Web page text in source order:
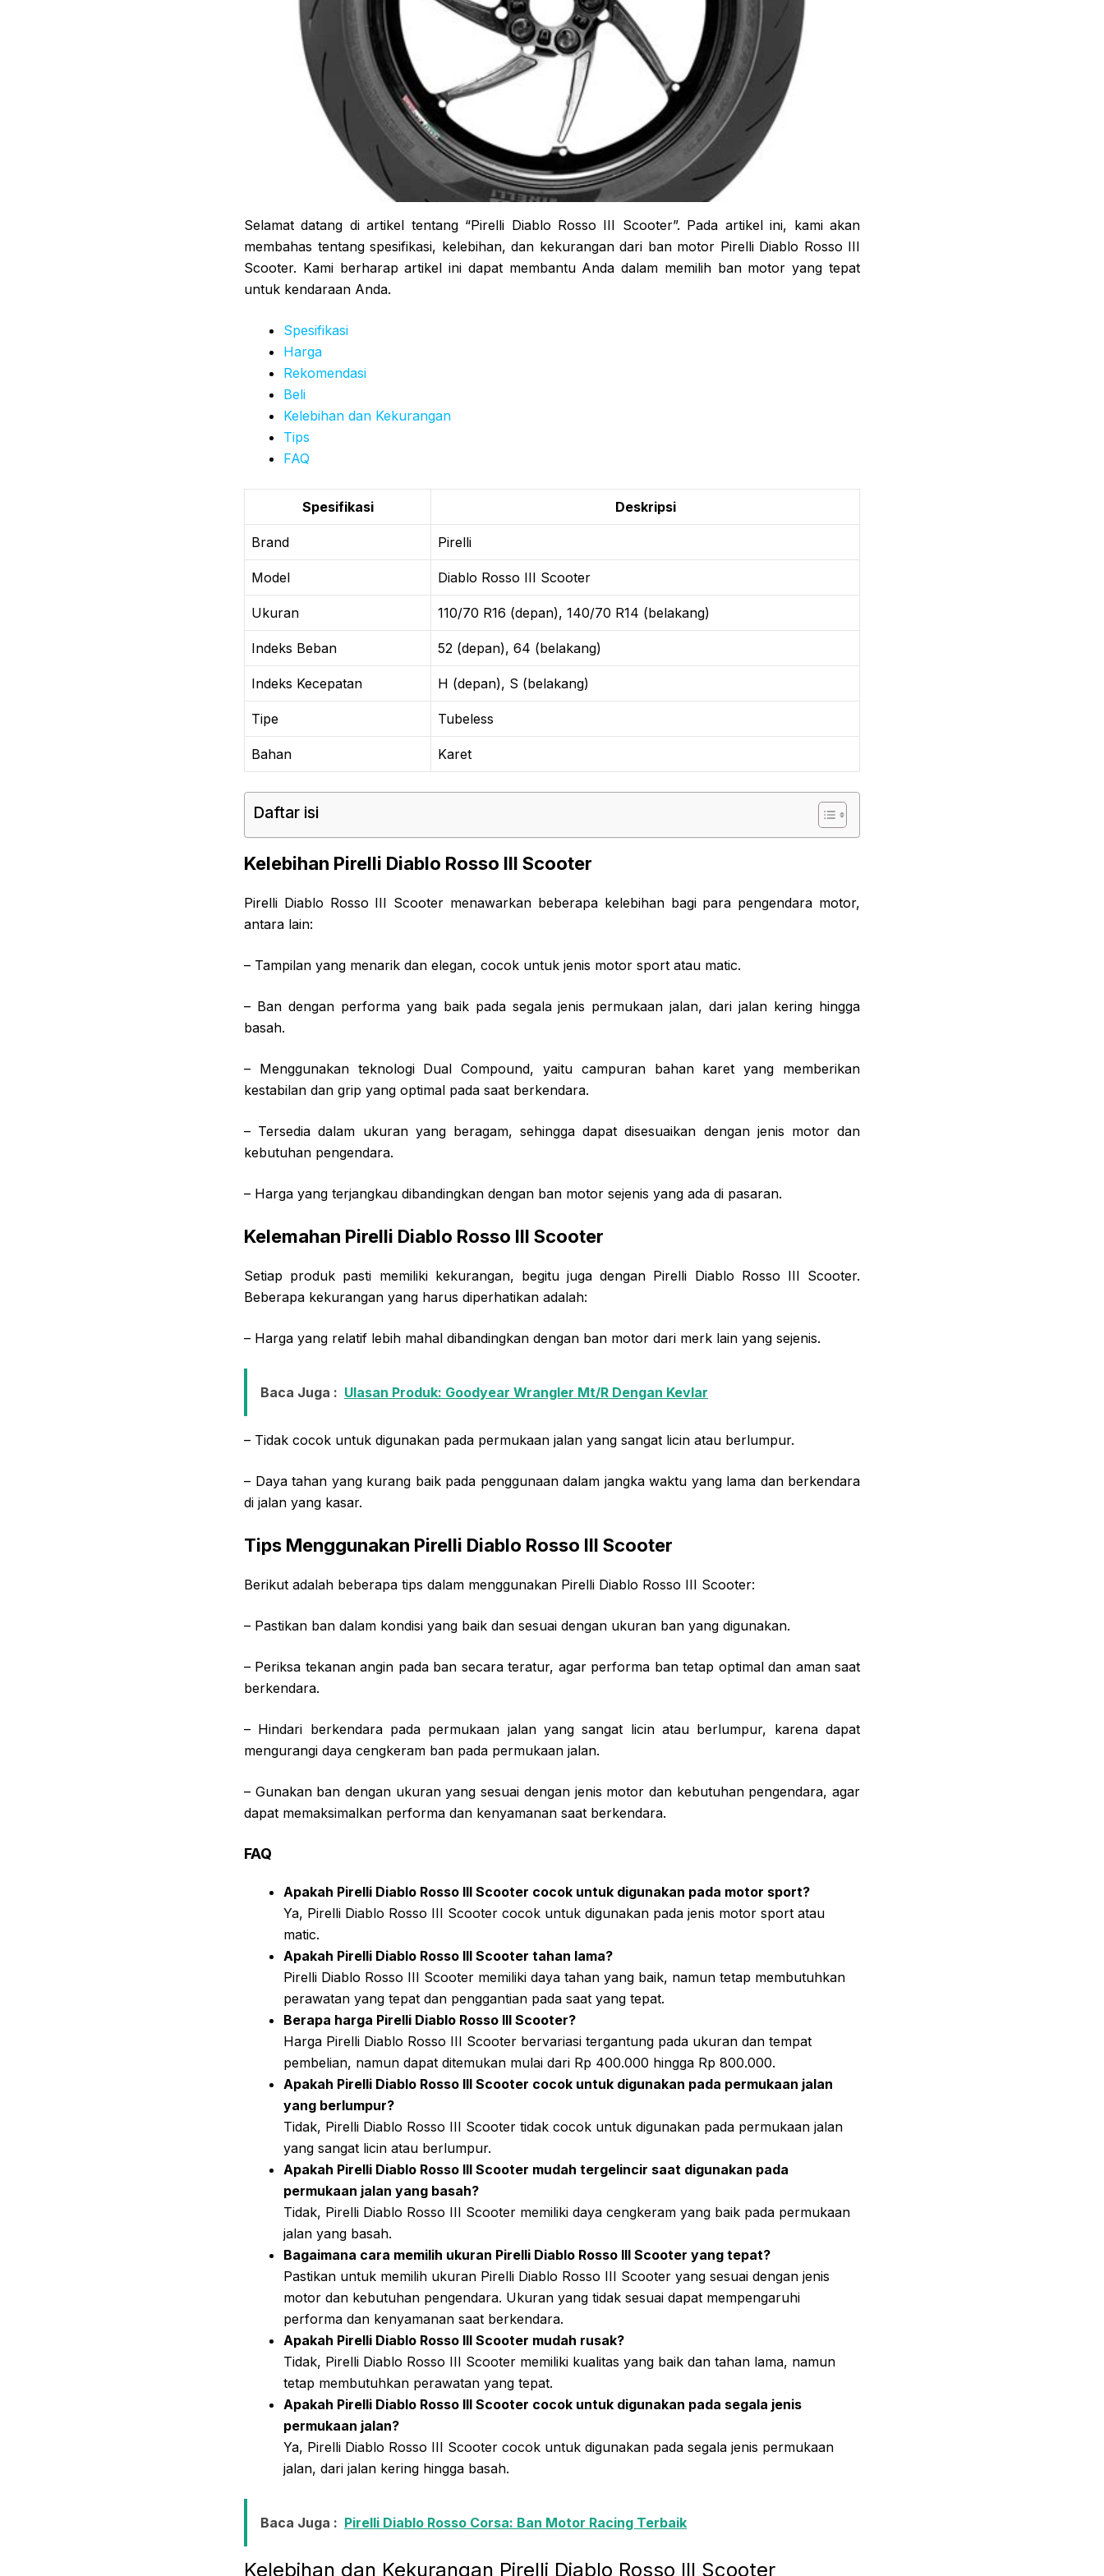
Selamat datang di artikel tentang “Pirelli Diablo Rosso III Scooter”. Pada artikel ini, kami akan
membahas tentang spesifikasi, kelebihan, dan kekurangan dari ban motor Pirelli Diablo Rosso III
Scooter. Kami berharap artikel ini dapat membantu Anda dalam memilih ban motor yang tepat
untuk kendaraan Anda.
Spesifikasi
Harga
Rekomendasi
Beli
Kelebihan dan Kekurangan
Tips
FAQ
Spesifikasi Deskripsi
Brand Pirelli
Model Diablo Rosso III Scooter
Ukuran 110/70 R16 (depan), 140/70 R14 (belakang)
Indeks Beban 52 (depan), 64 (belakang)
Indeks Kecepatan H (depan), S (belakang)
Tipe Tubeless
Bahan Karet
Daftar isi
Kelebihan Pirelli Diablo Rosso III Scooter
Pirelli Diablo Rosso III Scooter menawarkan beberapa kelebihan bagi para pengendara motor,
antara lain:
– Tampilan yang menarik dan elegan, cocok untuk jenis motor sport atau matic.
– Ban dengan performa yang baik pada segala jenis permukaan jalan, dari jalan kering hingga
basah.
– Menggunakan teknologi Dual Compound, yaitu campuran bahan karet yang memberikan
kestabilan dan grip yang optimal pada saat berkendara.
– Tersedia dalam ukuran yang beragam, sehingga dapat disesuaikan dengan jenis motor dan
kebutuhan pengendara.
– Harga yang terjangkau dibandingkan dengan ban motor sejenis yang ada di pasaran.
Kelemahan Pirelli Diablo Rosso III Scooter
Setiap produk pasti memiliki kekurangan, begitu juga dengan Pirelli Diablo Rosso III Scooter.
Beberapa kekurangan yang harus diperhatikan adalah:
– Harga yang relatif lebih mahal dibandingkan dengan ban motor dari merk lain yang sejenis.
Baca Juga : Ulasan Produk: Goodyear Wrangler Mt/R Dengan Kevlar
– Tidak cocok untuk digunakan pada permukaan jalan yang sangat licin atau berlumpur.
– Daya tahan yang kurang baik pada penggunaan dalam jangka waktu yang lama dan berkendara
di jalan yang kasar.
Tips Menggunakan Pirelli Diablo Rosso III Scooter
Berikut adalah beberapa tips dalam menggunakan Pirelli Diablo Rosso III Scooter:
– Pastikan ban dalam kondisi yang baik dan sesuai dengan ukuran ban yang digunakan.
– Periksa tekanan angin pada ban secara teratur, agar performa ban tetap optimal dan aman saat
berkendara.
– Hindari berkendara pada permukaan jalan yang sangat licin atau berlumpur, karena dapat
mengurangi daya cengkeram ban pada permukaan jalan.
– Gunakan ban dengan ukuran yang sesuai dengan jenis motor dan kebutuhan pengendara, agar
dapat memaksimalkan performa dan kenyamanan saat berkendara.
FAQ
Apakah Pirelli Diablo Rosso III Scooter cocok untuk digunakan pada motor sport?
Ya, Pirelli Diablo Rosso III Scooter cocok untuk digunakan pada jenis motor sport atau
matic.
Apakah Pirelli Diablo Rosso III Scooter tahan lama?
Pirelli Diablo Rosso III Scooter memiliki daya tahan yang baik, namun tetap membutuhkan
perawatan yang tepat dan penggantian pada saat yang tepat.
Berapa harga Pirelli Diablo Rosso III Scooter?
Harga Pirelli Diablo Rosso III Scooter bervariasi tergantung pada ukuran dan tempat
pembelian, namun dapat ditemukan mulai dari Rp 400.000 hingga Rp 800.000.
Apakah Pirelli Diablo Rosso III Scooter cocok untuk digunakan pada permukaan jalan
yang berlumpur?
Tidak, Pirelli Diablo Rosso III Scooter tidak cocok untuk digunakan pada permukaan jalan
yang sangat licin atau berlumpur.
Apakah Pirelli Diablo Rosso III Scooter mudah tergelincir saat digunakan pada
permukaan jalan yang basah?
Tidak, Pirelli Diablo Rosso III Scooter memiliki daya cengkeram yang baik pada permukaan
jalan yang basah.
Bagaimana cara memilih ukuran Pirelli Diablo Rosso III Scooter yang tepat?
Pastikan untuk memilih ukuran Pirelli Diablo Rosso III Scooter yang sesuai dengan jenis
motor dan kebutuhan pengendara. Ukuran yang tidak sesuai dapat mempengaruhi
performa dan kenyamanan saat berkendara.
Apakah Pirelli Diablo Rosso III Scooter mudah rusak?
Tidak, Pirelli Diablo Rosso III Scooter memiliki kualitas yang baik dan tahan lama, namun
tetap membutuhkan perawatan yang tepat.
Apakah Pirelli Diablo Rosso III Scooter cocok untuk digunakan pada segala jenis
permukaan jalan?
Ya, Pirelli Diablo Rosso III Scooter cocok untuk digunakan pada segala jenis permukaan
jalan, dari jalan kering hingga basah.
Baca Juga : Pirelli Diablo Rosso Corsa: Ban Motor Racing Terbaik
Kelebihan dan Kekurangan Pirelli Diablo Rosso III Scooter